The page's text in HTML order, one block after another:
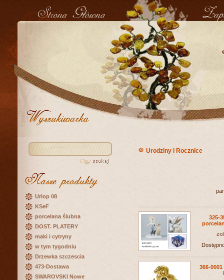
Urlop 08
KSeF
porcelana ślubna
DOST. PLATERY
maki i cytryny
w tym tygodniu
Drzewka szczescia
473-Dostawa
SWAROVSKI Nowe
Urodziny i Rocznice
325-
366-